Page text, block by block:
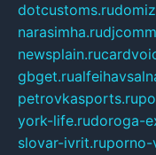
dotcustoms.ru
narasimha.ru
newsplain.ru
gbget.ru
petrovkasports.ru
york-life.rudoroga-
slovar-ivrit.ruporno-